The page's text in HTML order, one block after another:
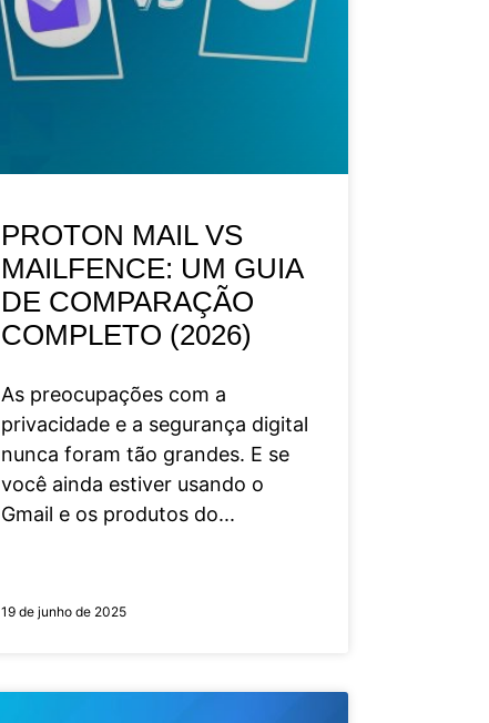
PROTON MAIL VS
MAILFENCE: UM GUIA
DE COMPARAÇÃO
COMPLETO (2026)
As preocupações com a
privacidade e a segurança digital
nunca foram tão grandes. E se
você ainda estiver usando o
Gmail e os produtos do
19 de junho de 2025